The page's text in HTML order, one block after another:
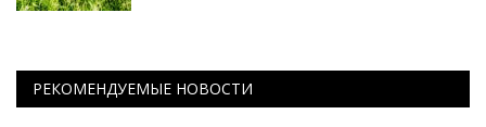
РЕКОМЕНДУЕМЫЕ НОВОСТИ